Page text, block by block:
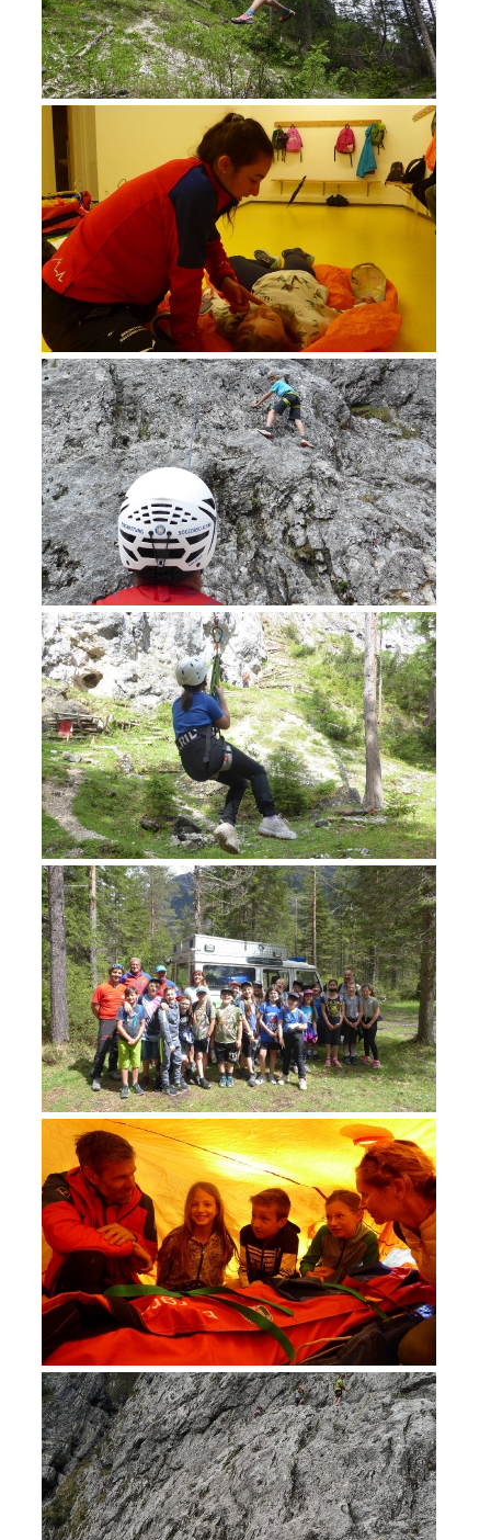
Devenir membre
Formation
ACTIVITÉ
Secours alpin